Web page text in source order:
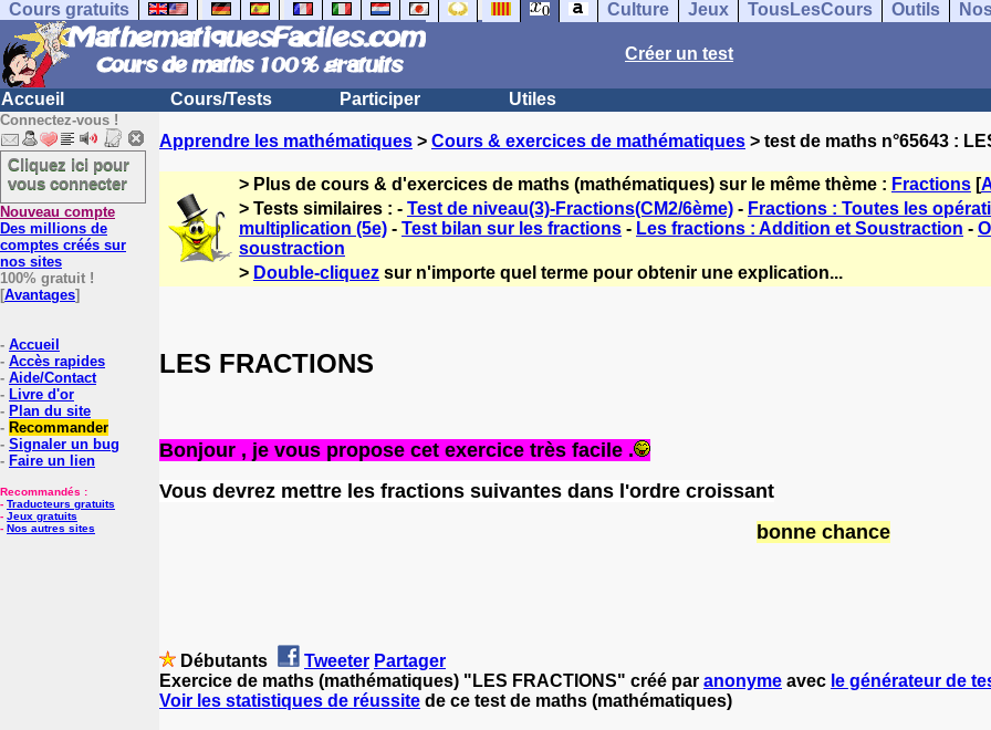
Cours gratuits Culture Jeux TousLesCours Outils
Créer un test
Accueil Cours/Tests Participer Utiles
Connectez-vous !
Cliquez ici pour
vous connecter
Nouveau compte
Des millions de
comptes créés sur
nos sites
100% gratuit !
[Avantages]
- Accueil
- Accès rapides
- Aide/Contact
- Livre d'or
- Plan du site
- Recommander
- Signaler un bug
- Faire un lien
Recommandés :
- Traducteurs gratuits
- Jeux gratuits
- Nos autres sites
Apprendre les mathématiques > Cours & exercices de mathématiques > test de maths n°65643 :
> Plus de cours & d'exercices de maths (mathématiques) sur le même thème : Fractions [
> Tests similaires : - Test de niveau(3)-Fractions(CM2/6ème) - Fractions : Toutes les
multiplication (5e) - Test bilan sur les fractions - Les fractions : Addition et Soustraction -
soustraction
> Double-cliquez sur n'importe quel terme pour obtenir une explication...
LES FRACTIONS
Bonjour , je vous propose cet exercice très facile .
Vous devrez mettre les fractions suivantes dans l'ordre croissant
bonne chance
Débutants Tweeter Partager
Exercice de maths (mathématiques) "LES FRACTIONS" créé par anonyme avec le générateur de
Voir les statistiques de réussite de ce test de maths (mathématiques)